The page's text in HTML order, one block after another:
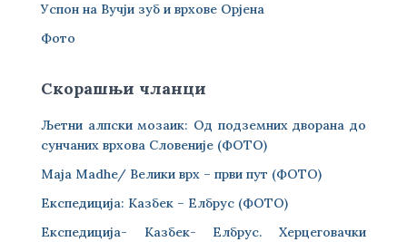
Успон на Вучји зуб и врхове Орјена
Фото
Скорашњи чланци
Љетни алпски мозаик: Од подземних дворана до
сунчаних врхова Словеније (ФОТО)
Maja Madhe/ Велики врх – први пут (ФОТО)
Експедиција: Казбек – Елбрус (ФОТО)
Експедиција- Казбек- Елбрус. Херцеговачки